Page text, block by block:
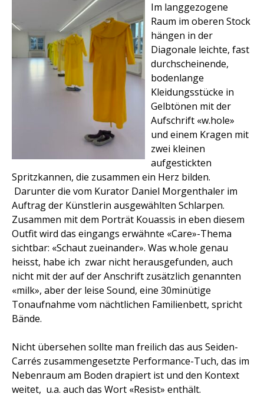
Im langgezogene
Raum im oberen Stock
hängen in der
Diagonale leichte, fast
durchscheinende,
bodenlange
Kleidungsstücke in
Gelbtönen mit der
Aufschrift «w.hole»
und einem Kragen mit
zwei kleinen
aufgestickten
Spritzkannen, die zusammen ein Herz bilden.
Darunter die vom Kurator Daniel Morgenthaler im
Auftrag der Künstlerin ausgewählten Schlarpen.
Zusammen mit dem Porträt Kouassis in eben diesem
Outfit wird das eingangs erwähnte «Care»-Thema
sichtbar: «Schaut zueinander». Was w.hole genau
heisst, habe ich zwar nicht herausgefunden, auch
nicht mit der auf der Anschrift zusätzlich genannten
«milk», aber der leise Sound, eine 30minütige
Tonaufnahme vom nächtlichen Familienbett, spricht
Bände.
Nicht übersehen sollte man freilich das aus Seiden-
Carrés zusammengesetzte Performance-Tuch, das im
Nebenraum am Boden drapiert ist und den Kontext
weitet, u.a. auch das Wort «Resist» enthält.